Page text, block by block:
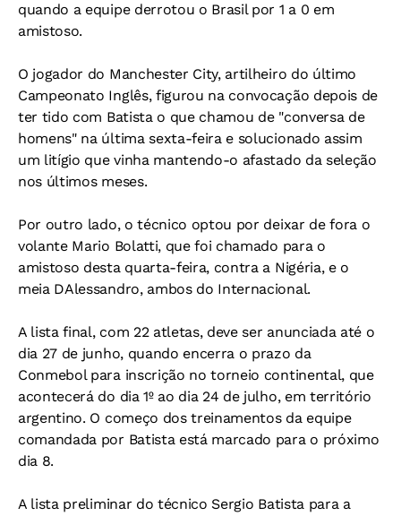
quando a equipe derrotou o Brasil por 1 a 0 em
amistoso.
O jogador do Manchester City, artilheiro do último
Campeonato Inglês, figurou na convocação depois de
ter tido com Batista o que chamou de "conversa de
homens" na última sexta-feira e solucionado assim
um litígio que vinha mantendo-o afastado da seleção
nos últimos meses.
Por outro lado, o técnico optou por deixar de fora o
volante Mario Bolatti, que foi chamado para o
amistoso desta quarta-feira, contra a Nigéria, e o
meia DAlessandro, ambos do Internacional.
A lista final, com 22 atletas, deve ser anunciada até o
dia 27 de junho, quando encerra o prazo da
Conmebol para inscrição no torneio continental, que
acontecerá do dia 1º ao dia 24 de julho, em território
argentino. O começo dos treinamentos da equipe
comandada por Batista está marcado para o próximo
dia 8.
A lista preliminar do técnico Sergio Batista para a